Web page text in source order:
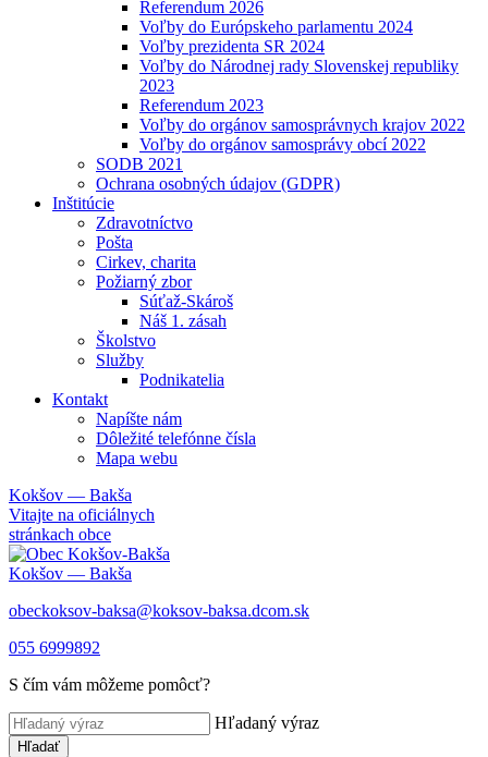
Referendum 2026
Voľby do Európskeho parlamentu 2024
Voľby prezidenta SR 2024
Voľby do Národnej rady Slovenskej republiky
2023
Referendum 2023
Voľby do orgánov samosprávnych krajov 2022
Voľby do orgánov samosprávy obcí 2022
SODB 2021
Ochrana osobných údajov (GDPR)
Inštitúcie
Zdravotníctvo
Pošta
Cirkev, charita
Požiarný zbor
Súťaž-Skároš
Náš 1. zásah
Školstvo
Služby
Podnikatelia
Kontakt
Napíšte nám
Dôležité telefónne čísla
Mapa webu
Kokšov — Bakša
Vitajte na oficiálnych
stránkach obce
Kokšov — Bakša
obeckoksov-baksa@koksov-baksa.dcom.sk
055 6999892
S čím vám môžeme pomôcť?
Hľadaný výraz
Hľadať